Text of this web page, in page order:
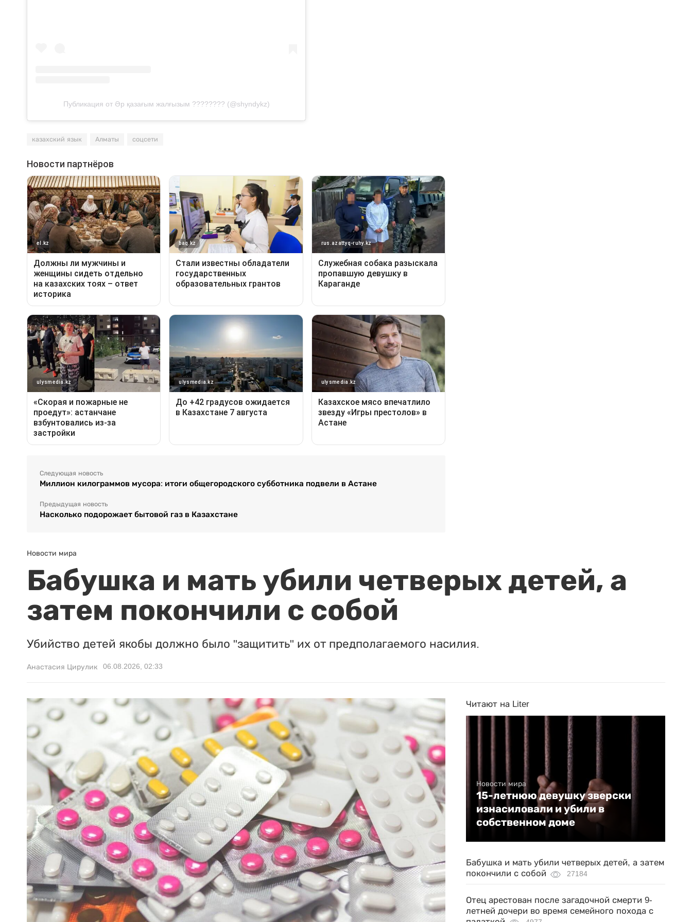
Публикация от Әр қазағым жалғызым ???????? (@shyndykz)
казахский язык Алматы соцсети
Следующая новость
Миллион килограммов мусора: итоги общегородского субботника подвели в Астане
Предыдущая новость
Насколько подорожает бытовой газ в Казахстане
Новости мира
Бабушка и мать убили четверых детей, а
затем покончили с собой
Убийство детей якобы должно было "защитить" их от предполагаемого насилия.
Анастасия Цирулик 06.08.2026, 02:33
Читают на Liter
Новости мира
15-летнюю девушку зверски
изнасиловали и убили в
собственном доме
Бабушка и мать убили четверых детей, а затем
покончили с собой
27184
Отец арестован после загадочной смерти 9-
летней дочери во время семейного похода с